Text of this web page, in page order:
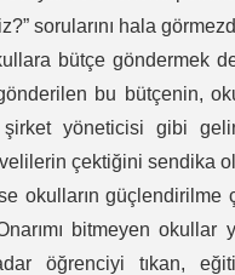
sorularını hala
bütçe göndermek
bu bütçenin,
yöneticisi gibi gelir
çektiğini sendika
güçlendirilme
bitmeyen
öğrenciyi tıkan,